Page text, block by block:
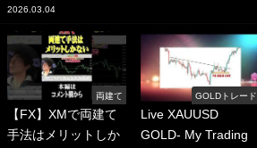
2026.03.04
両建て
【FX】XMで両建て
手法はメリットしか
GOLDトレード
Live XAUUSD
GOLD- My Trading